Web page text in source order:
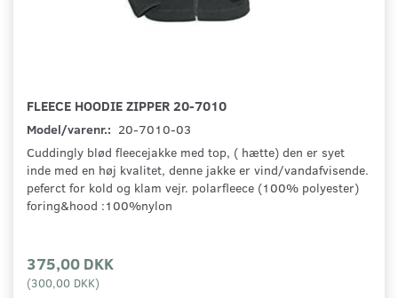
FLEECE HOODIE ZIPPER 20-7010
Model/varenr.: 20-7010-03
Cuddingly blød fleecejakke med top, ( hætte) den er syet
inde med en høj kvalitet, denne jakke er vind/vandafvisende.
peferct for kold og klam vejr. polarfleece (100% polyester)
foring&hood :100%nylon
375,00 DKK
(300,00 DKK)